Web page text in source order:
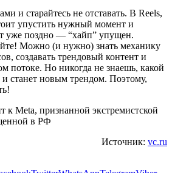
и старайтесь не отставать. В Reels,
упустить нужный момент и
уже поздно — “хайп” упущен.
Можно (и нужно) знать механику
создавать трендовый контент и
потоке. Но никогда не знаешь, какой
станет новым трендом. Поэтому,
к Meta, признанной экстремистской
в РФ
Источник: vc.ru